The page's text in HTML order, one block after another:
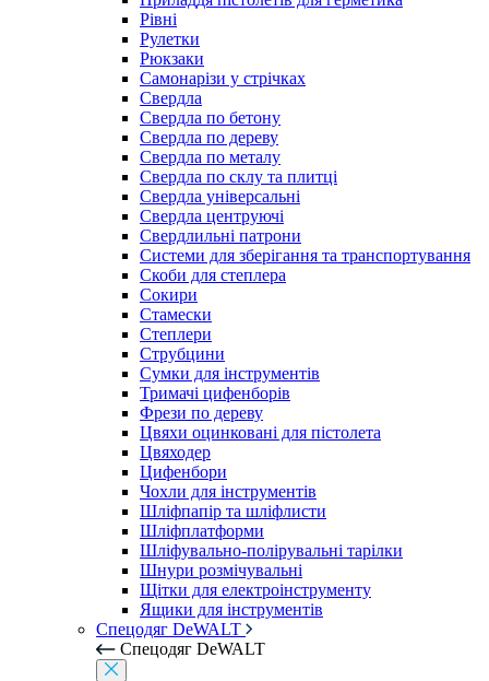
Рівні
Рулетки
Рюкзаки
Самонарізи у стрічках
Свердла
Свердла по бетону
Свердла по дереву
Свердла по металу
Свердла по склу та плитці
Свердла універсальні
Свердла центруючі
Свердлильні патрони
Системи для зберігання та транспортування
Скоби для степлера
Сокири
Стамески
Степлери
Струбцини
Сумки для інструментів
Тримачі цифенборів
Фрези по дереву
Цвяхи оцинковані для пістолета
Цвяходер
Цифенбори
Чохли для інструментів
Шліфпапір та шліфлисти
Шліфплатформи
Шліфувально-полірувальні тарілки
Шнури розмічувальні
Щітки для електроінструменту
Ящики для інструментів
Спецодяг DeWALT
Спецодяг DeWALT